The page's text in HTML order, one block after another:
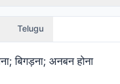
Telugu
बिगड़ना; अनबन होना